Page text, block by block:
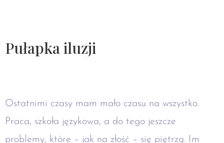
Pułapka iluzji
Ostatnimi czasy mam mało czasu na wszystko.
Praca, szkoła językowa, a do tego jeszcze
problemy, które – jak na złość – się piętrzą. Im